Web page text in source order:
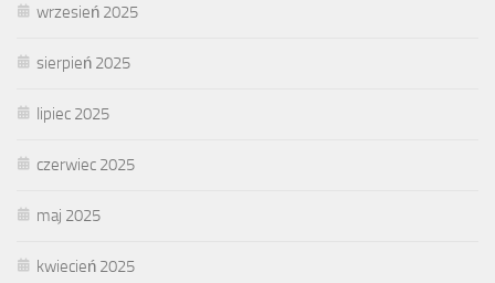
wrzesień 2025
sierpień 2025
lipiec 2025
czerwiec 2025
maj 2025
kwiecień 2025